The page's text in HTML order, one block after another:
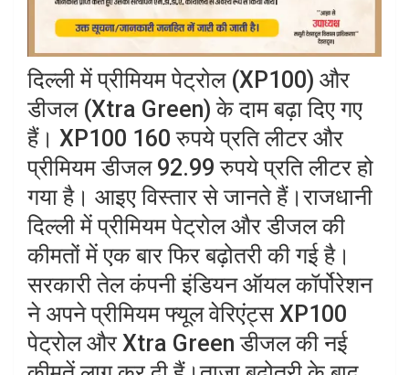
दिल्ली में प्रीमियम पेट्रोल (XP100) और
डीजल (Xtra Green) के दाम बढ़ा दिए गए
हैं। XP100 160 रुपये प्रति लीटर और
प्रीमियम डीजल 92.99 रुपये प्रति लीटर हो
गया है। आइए विस्तार से जानते हैं।राजधानी
दिल्ली में प्रीमियम पेट्रोल और डीजल की
कीमतों में एक बार फिर बढ़ोतरी की गई है।
सरकारी तेल कंपनी इंडियन ऑयल कॉर्पोरेशन
ने अपने प्रीमियम फ्यूल वेरिएंट्स XP100
पेट्रोल और Xtra Green डीजल की नई